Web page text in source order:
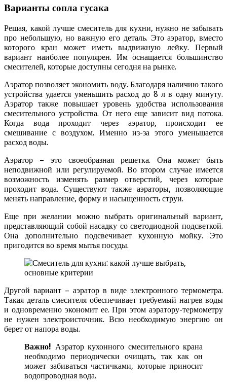
Варианты сопла гусака
Решая, какой лучше смеситель для кухни, нужно не забывать
про небольшую, но важную его деталь. Это аэратор, вместо
которого кран может иметь выдвижную лейку. Первый
вариант наиболее популярен. Им оснащается большинство
смесителей, которые доступны сегодня на рынке.
Аэратор позволяет экономить воду. Благодаря наличию такого
устройства удается уменьшить расход до 8 л в одну минуту.
Аэратор также повышает уровень удобства использования
смесительного устройства. От него еще зависит вид потока.
Когда вода проходит через аэратор, происходит ее
смешивание с воздухом. Именно из-за этого уменьшается
расход воды.
Аэратор – это своеобразная решетка. Она может быть
неподвижной или регулируемой. Во втором случае имеется
возможность изменять размер отверстий, через которые
проходит вода. Существуют также аэраторы, позволяющие
менять направление, форму и насыщенность струи.
Еще при желании можно выбрать оригинальный вариант,
представляющий собой насадку со светодиодной подсветкой.
Она дополнительно подсвечивает кухонную мойку. Это
пригодится во время мытья посуды.
Другой вариант – аэратор в виде электронного термометра.
Такая деталь смесителя обеспечивает требуемый нагрев воды
и одновременно экономит ее. При этом аэратору-термометру
не нужен электроисточник. Всю необходимую энергию он
берет от напора воды.
Важно! Аэратор кухонного смесительного крана
необходимо периодически очищать, так как он
может забиваться частичками, которые приносит
водопроводная вода.